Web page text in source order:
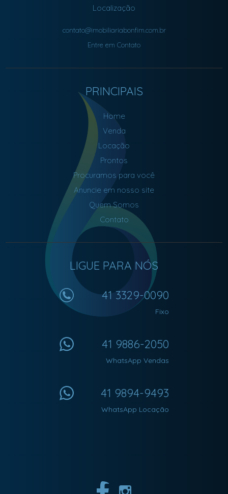
Localização
contato@imobiliariabonfim.com.br
Entre em Contato
PRINCIPAIS
Home
Venda
Locação
Prontos
Procuramos para você
Anuncie em nosso site
Quem Somos
Contato
LIGUE PARA NÓS
41 3329-0090
Fixo
41 9886-2050
WhatsApp Vendas
41 9894-9493
WhatsApp Locação